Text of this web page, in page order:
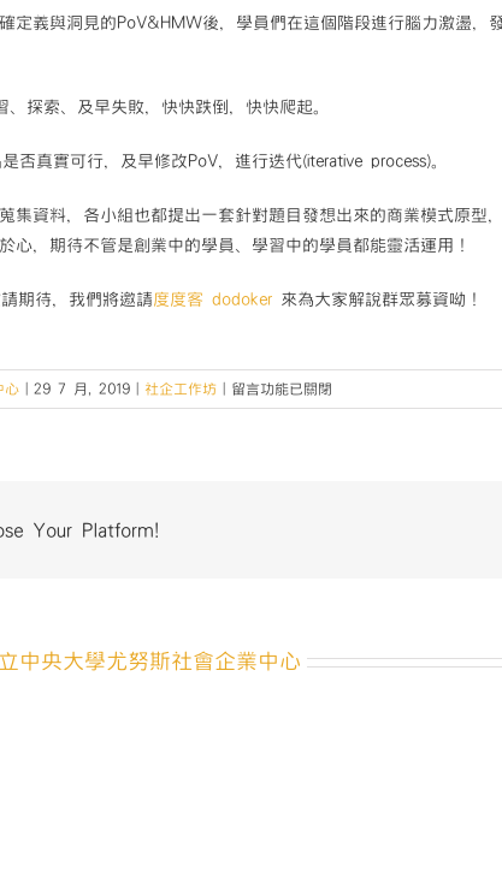
定義與洞見的PoV&HMW後，學員們在這個階段進行腦力激盪，
探索、及早失敗，快快跌倒，快快爬起。
真實可行，及早修改PoV，進行迭代(iterative process)。
集資料，各小組也都提出一套針對題目發想出來的商業模式原型
心，期待不管是創業中的學員、學習中的學員都能靈活運用！
期待，我們將邀請度度客 dodoker 來為大家解說群眾募資呦！
心 29 7 月, 2019 社企工作坊
在
〈【2019
6
留言功能已關閉
Your Platform!
中央大學尤努斯社會企業中心